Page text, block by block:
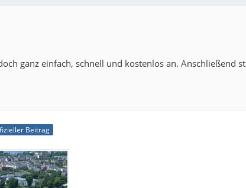
ganz einfach, schnell und kostenlos an. Anschließend
Beitrag